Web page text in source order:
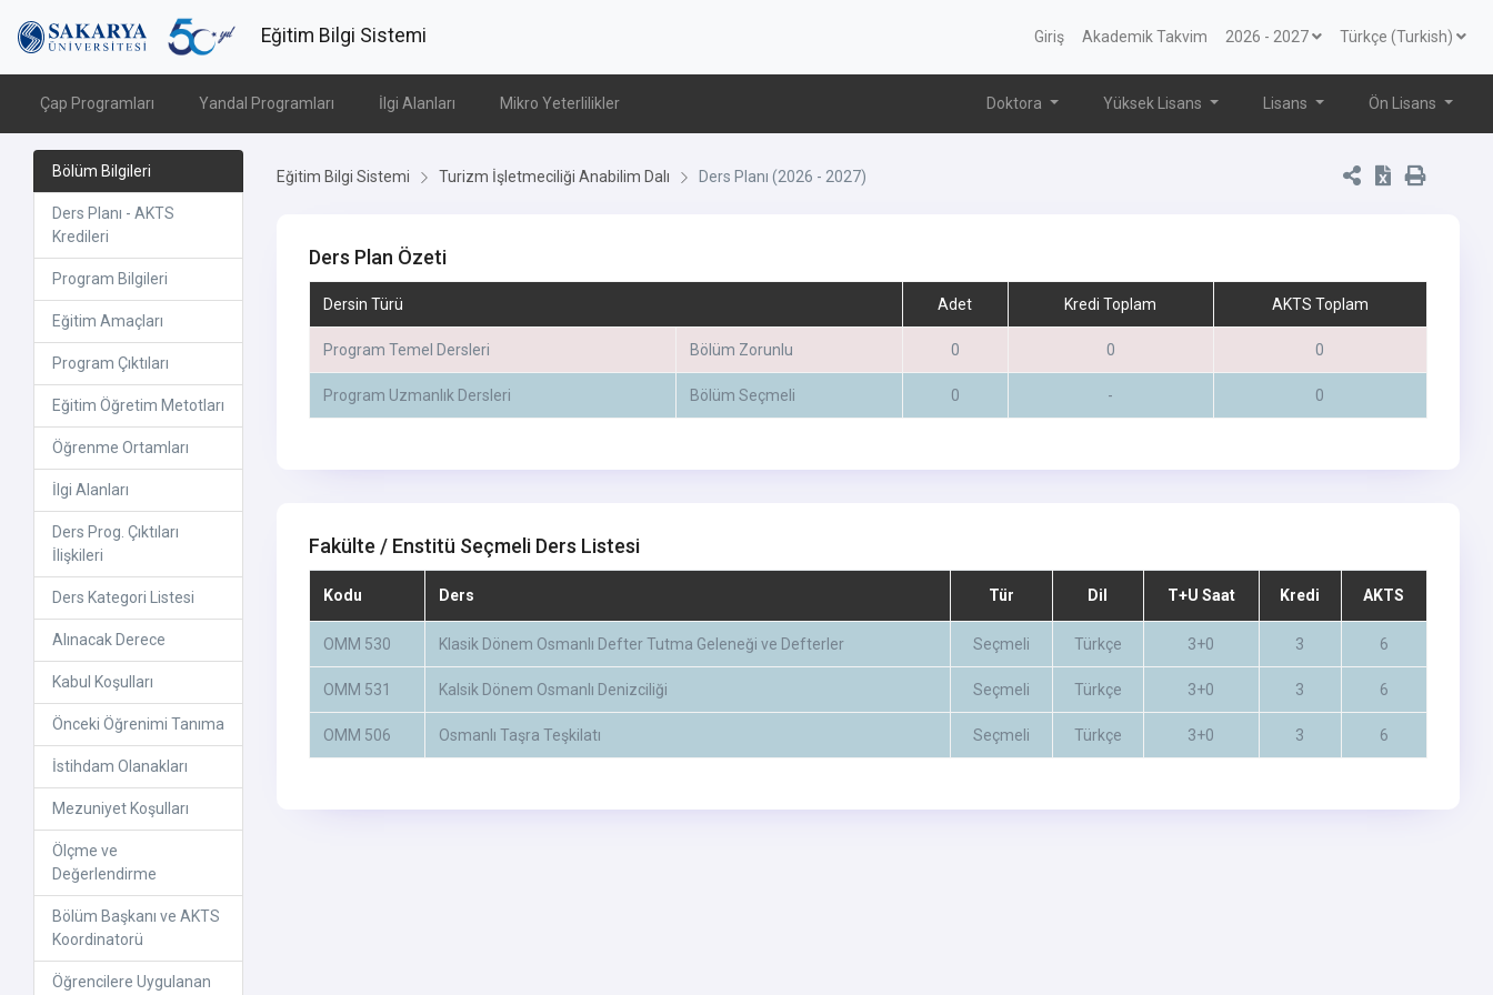
Eğitim Bilgi Sistemi Giriş Akademik Takvim 2026 - 2027 Türkçe (Turkish)
Çap Programları Yandal Programları İlgi Alanları Mikro Yeterlilikler Doktora Yüksek Lisans Lisans Ön Lisans
Bölüm Bilgileri
Ders Planı - AKTS
Kredileri
Program Bilgileri
Eğitim Amaçları
Program Çıktıları
Eğitim Öğretim Metotları
Öğrenme Ortamları
İlgi Alanları
Ders Prog. Çıktıları
İlişkileri
Ders Kategori Listesi
Alınacak Derece
Kabul Koşulları
Önceki Öğrenimi Tanıma
İstihdam Olanakları
Mezuniyet Koşulları
Ölçme ve
Değerlendirme
Bölüm Başkanı ve AKTS
Koordinatorü
Öğrencilere Uygulanan
Eğitim Bilgi Sistemi Turizm İşletmeciliği Anabilim Dalı Ders Planı (2026 - 2027)
Ders Plan Özeti
Dersin Türü Adet Kredi Toplam AKTS Toplam
Program Temel Dersleri Bölüm Zorunlu 0 0 0
Program Uzmanlık Dersleri Bölüm Seçmeli 0 - 0
Fakülte / Enstitü Seçmeli Ders Listesi
Kodu Ders Tür Dil T+U Saat Kredi AKTS
OMM 530 Klasik Dönem Osmanlı Defter Tutma Geleneği ve Defterler Seçmeli Türkçe 3+0 3 6
OMM 531 Kalsik Dönem Osmanlı Denizciliği Seçmeli Türkçe 3+0 3 6
OMM 506 Osmanlı Taşra Teşkilatı Seçmeli Türkçe 3+0 3 6